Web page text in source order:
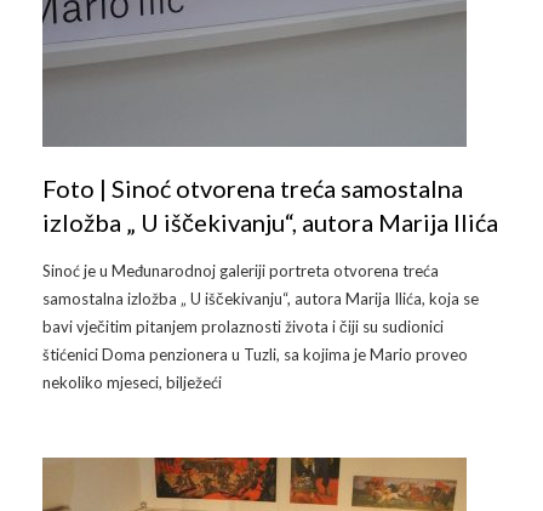
Foto | Sinoć otvorena treća samostalna
izložba „ U iščekivanju“, autora Marija Ilića
Sinoć je u Međunarodnoj galeriji portreta otvorena treća
samostalna izložba „ U iščekivanju“, autora Marija Ilića, koja se
bavi vječitim pitanjem prolaznosti života i čiji su sudionici
štićenici Doma penzionera u Tuzli, sa kojima je Mario proveo
nekoliko mjeseci, bilježeći